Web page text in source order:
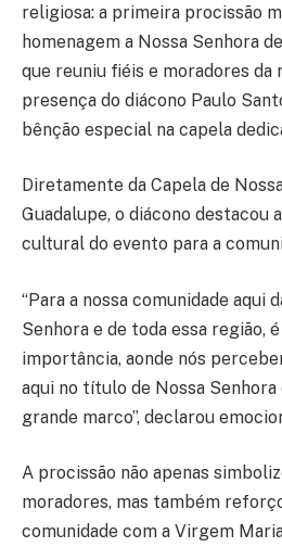
religiosa: a primeira procissão
homenagem a Nossa Senhora
que reuniu fiéis e moradores da
presença do diácono Paulo
bênção especial na capela
Diretamente da Capela de
Guadalupe, o diácono destacou
cultural do evento para a
“Para a nossa comunidade aqui
Senhora e de toda essa região,
importância, aonde nós
aqui no título de Nossa Senhora
grande marco”, declarou
A procissão não apenas
moradores, mas também
comunidade com a Virgem